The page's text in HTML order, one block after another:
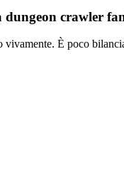
dungeon crawler
È poco